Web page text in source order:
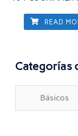
READ
Categorías